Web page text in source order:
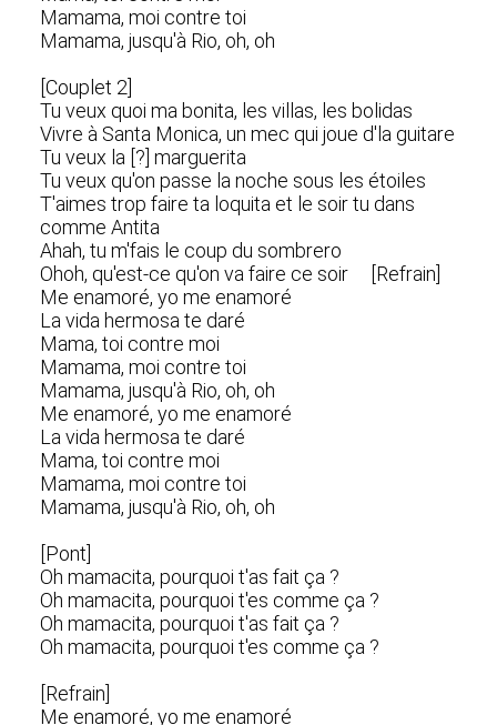
Mamama, moi contre toi
Mamama, jusqu'à Rio, oh, oh
[Couplet 2]
Tu veux quoi ma bonita, les villas, les bolidas
Vivre à Santa Monica, un mec qui joue d'la guitare
Tu veux la [?] marguerita
Tu veux qu'on passe la noche sous les étoiles
T'aimes trop faire ta loquita et le soir tu dans
comme Antita
Ahah, tu m'fais le coup du sombrero
Ohoh, qu'est-ce qu'on va faire ce soir [Refrain]
Me enamoré, yo me enamoré
La vida hermosa te daré
Mama, toi contre moi
Mamama, moi contre toi
Mamama, jusqu'à Rio, oh, oh
Me enamoré, yo me enamoré
La vida hermosa te daré
Mama, toi contre moi
Mamama, moi contre toi
Mamama, jusqu'à Rio, oh, oh
[Pont]
Oh mamacita, pourquoi t'as fait ça ?
Oh mamacita, pourquoi t'es comme ça ?
Oh mamacita, pourquoi t'as fait ça ?
Oh mamacita, pourquoi t'es comme ça ?
[Refrain]
Me enamoré, yo me enamoré